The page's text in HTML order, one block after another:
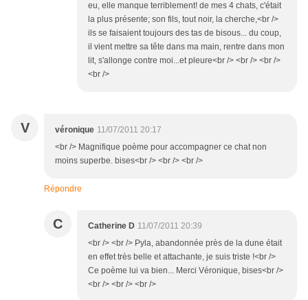
eu, elle manque terriblement! de mes 4 chats, c'était
la plus présente; son fils, tout noir, la cherche,<br />
ils se faisaient toujours des tas de bisous... du coup,
il vient mettre sa tête dans ma main, rentre dans mon
lit, s'allonge contre moi...et pleure<br /> <br /> <br />
<br />
V véronique 11/07/2011 20:17
<br /> Magnifique poème pour accompagner ce chat non
moins superbe. bises<br /> <br /> <br />
Répondre
C Catherine D 11/07/2011 20:39
<br /> <br /> Pyla, abandonnée près de la dune était
en effet très belle et attachante, je suis triste !<br />
Ce poème lui va bien... Merci Véronique, bises<br />
<br /> <br /> <br />